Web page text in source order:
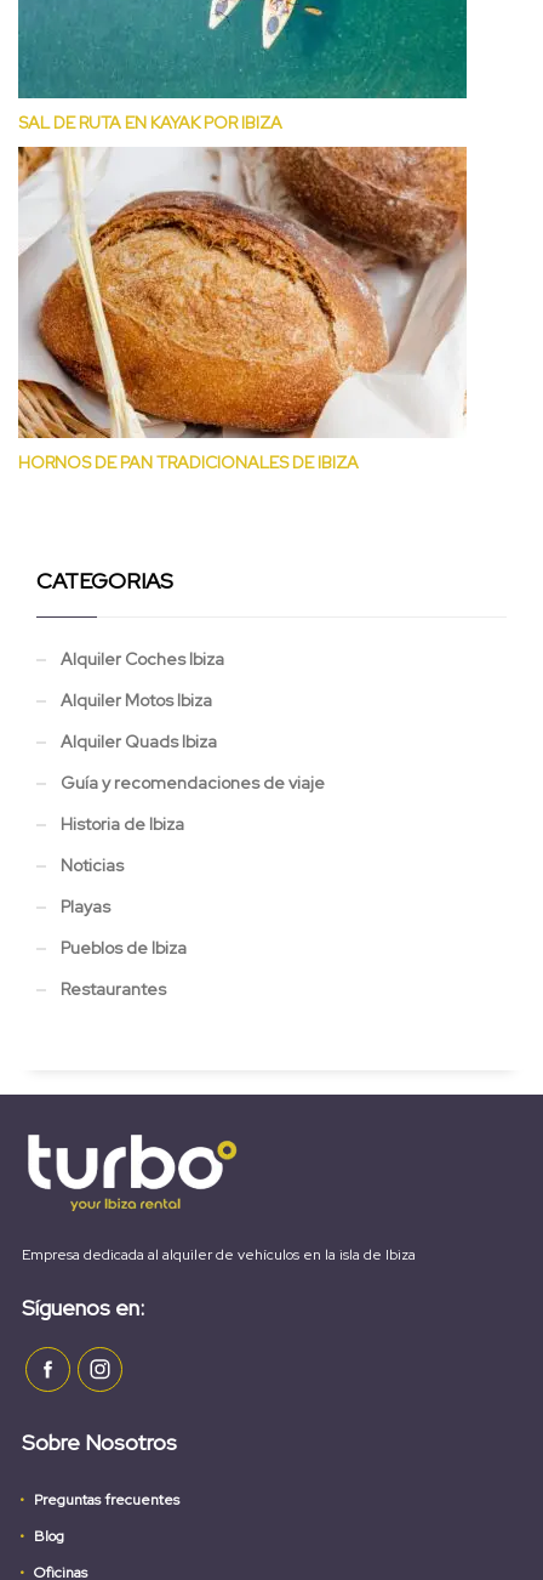
SAL DE RUTA EN KAYAK POR IBIZA
HORNOS DE PAN TRADICIONALES DE IBIZA
CATEGORIAS
Alquiler Coches Ibiza
Alquiler Motos Ibiza
Alquiler Quads Ibiza
Guía y recomendaciones de viaje
Historia de Ibiza
Noticias
Playas
Pueblos de Ibiza
Restaurantes
Empresa dedicada al alquiler de vehículos en la isla de Ibiza
Síguenos en:
Sobre Nosotros
Preguntas frecuentes
Blog
Oficinas